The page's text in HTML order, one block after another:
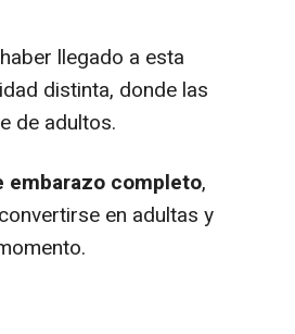
llegado a esta
distinta, donde las
de adultos.
embarazo completo,
en adultas y